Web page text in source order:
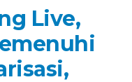
Live,